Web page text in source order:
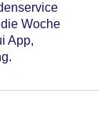
Woche
App,